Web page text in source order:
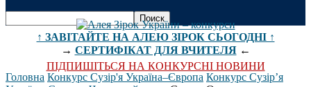
↑ ЗАВІТАЙТЕ НА АЛЕЮ ЗІРОК СЬОГОДНІ ↑
→ СЕРТИФІКАТ ДЛЯ ВЧИТЕЛЯ←
ПІДПИШІТЬСЯ НА КОНКУРСНІ НОВИНИ
Головна Конкурс Сузір'я Україна–Європа Конкурс Сузір’я